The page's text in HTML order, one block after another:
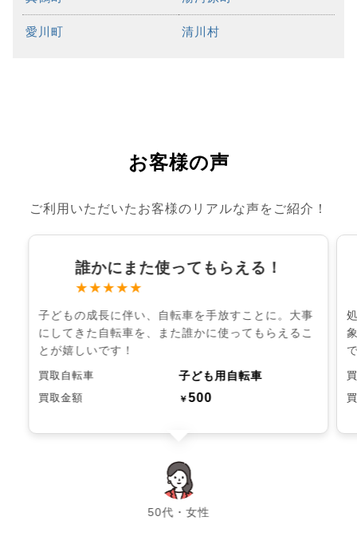
愛川町 清川村
お客様の声
ご利用いただいたお客様のリアルな声をご紹介！
誰かにまた使ってもらえる！
★★★★★
子どもの成長に伴い、自転車を手放すことに。大事
にしてきた自転車を、また誰かに使ってもらえるこ
とが嬉しいです！
買取自転車 子ども用自転車
買取金額 ￥500
50代・女性
chevron_left chevron_right